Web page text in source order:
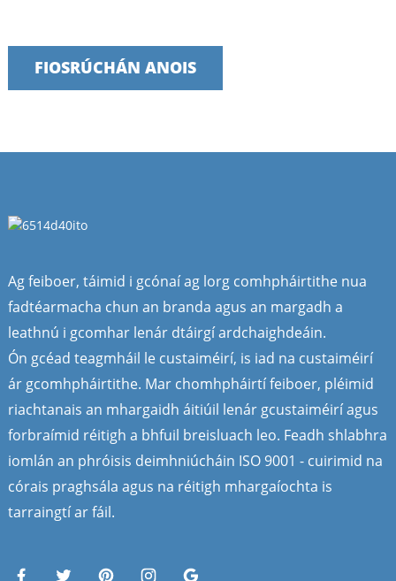
FIOSRÚCHÁN ANOIS
Ag feiboer, táimid i gcónaí ag lorg comhpháirtithe nua
fadtéarmacha chun an branda agus an margadh a
leathnú i gcomhar lenár dtáirgí ardchaighdeáin.
Ón gcéad teagmháil le custaiméirí, is iad na custaiméirí
ár gcomhpháirtithe. Mar chomhpháirtí feiboer, pléimid
riachtanais an mhargaidh áitiúil lenár gcustaiméirí agus
forbraímid réitigh a bhfuil breisluach leo. Feadh shlabhra
iomlán an phróisis deimhniúcháin ISO 9001 - cuirimid na
córais praghsála agus na réitigh mhargaíochta is
tarraingtí ar fáil.